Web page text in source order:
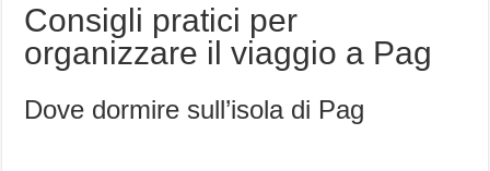
Consigli pratici per
organizzare il viaggio a Pag
Dove dormire sull’isola di Pag